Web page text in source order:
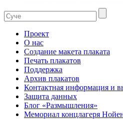
Проект
О нас
Создание макета плаката
Печать плакатов
Поддержка
Архив плакатов
Контактная информация и
Защита данных
Блог «Размышления»
Мемориал концлагеря